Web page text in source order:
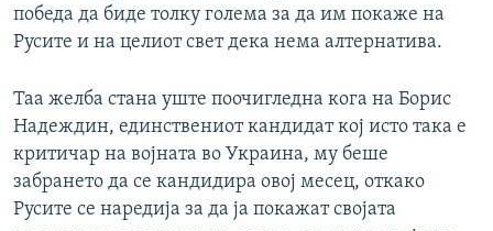
победа да биде толку голема за да им покаже на
Русите и на целиот свет дека нема алтернатива.
Таа желба стана уште поочигледна кога на Борис
Надеждин, единствениот кандидат кој исто така е
критичар на војната во Украина, му беше
забрането да се кандидира овој месец, откако
Русите се наредија за да ја покажат својата